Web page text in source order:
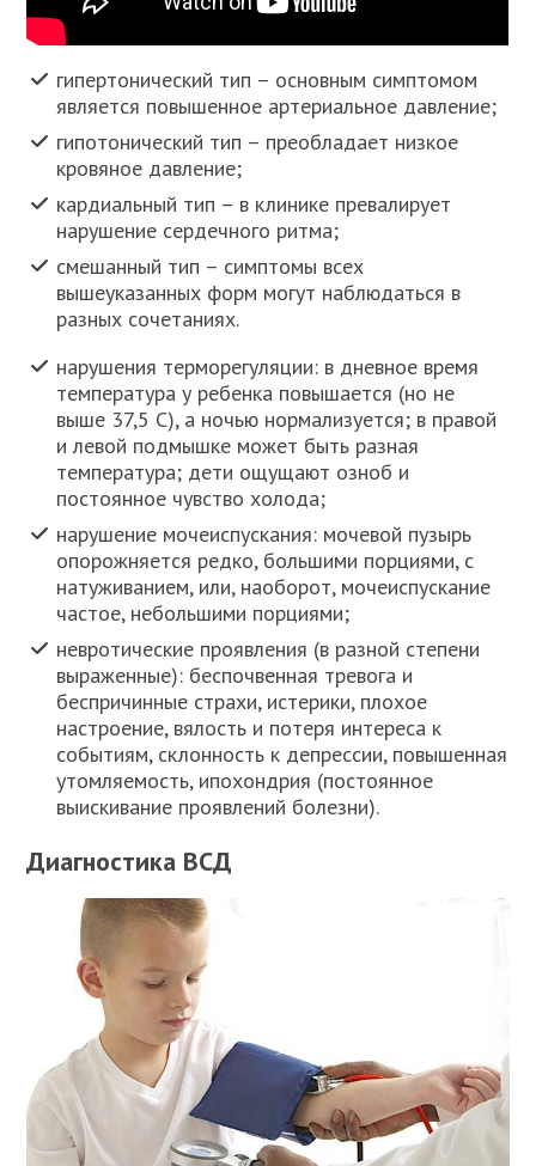
гипертонический тип – основным симптомом
является повышенное артериальное давление;
гипотонический тип – преобладает низкое
кровяное давление;
кардиальный тип – в клинике превалирует
нарушение сердечного ритма;
смешанный тип – симптомы всех
вышеуказанных форм могут наблюдаться в
разных сочетаниях.
нарушения терморегуляции: в дневное время
температура у ребенка повышается (но не
выше 37,5 С), а ночью нормализуется; в правой
и левой подмышке может быть разная
температура; дети ощущают озноб и
постоянное чувство холода;
нарушение мочеиспускания: мочевой пузырь
опорожняется редко, большими порциями, с
натуживанием, или, наоборот, мочеиспускание
частое, небольшими порциями;
невротические проявления (в разной степени
выраженные): беспочвенная тревога и
беспричинные страхи, истерики, плохое
настроение, вялость и потеря интереса к
событиям, склонность к депрессии, повышенная
утомляемость, ипохондрия (постоянное
выискивание проявлений болезни).
Диагностика ВСД